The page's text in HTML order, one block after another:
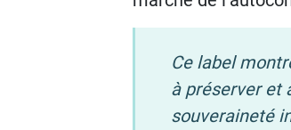
Ce label
à préserver et
souveraineté